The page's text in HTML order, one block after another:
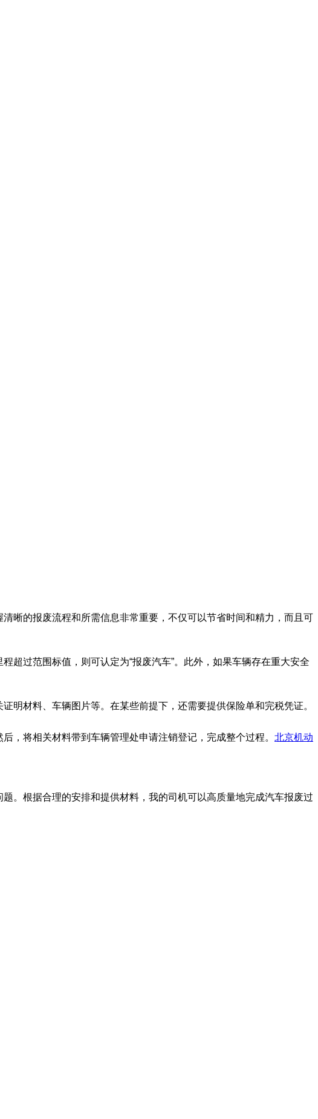
晰的报废流程和所需信息非常重要，不仅可以节省时间和精力，而且可
超过范围标值，则可认定为“报废汽车”。此外，如果车辆存在重大安全
明材料、车辆图片等。在某些前提下，还需要提供保险单和完税凭证。
，将相关材料带到车辆管理处申请注销登记，完成整个过程。 北京机动
。根据合理的安排和提供材料，我的司机可以高质量地完成汽车报废过